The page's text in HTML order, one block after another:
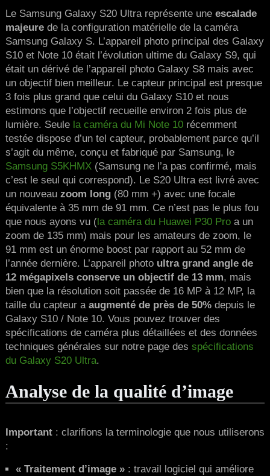
Le Samsung Galaxy S20 Ultra représente une escalade
majeurede la configuration matérielle de la caméra
Samsung Galaxy S. L’appareil photo principal des Galaxy
S10 et Note 10 était l’évolution ultime du Galaxy S9, qui
était un dérivé de l’appareil photo Galaxy S8 mais avec
un objectif bien meilleur. Le capteur principal est presque
3 fois plus grand que celui du Galaxy S10 et nous
estimons que l’objectif recueille environ 2 fois plus de
lumière. Seule la caméra du Mi Note 10récemment
testée dispose d’un tel capteur, probablement parce qu’il
s’agit du même, conçu et fabriqué par Samsung, le
Samsung S5KHMX(Samsung ne l’a pas confirmé, mais
c’est le seul qui correspond). Le S20 Ultra est livré avec
un nouveauzoom long(80 mm +) avec une focale
équivalente à 35 mm de 91 mm. Ce n’est pas le plus fou
que nous ayons vu (la caméra du Huawei P30 Proa un
zoom de 135 mm) mais pour les amateurs de zoom, le
91 mm est un énorme boost par rapport au 52 mm de
l’année dernière. L’appareil photo ultra grand angle de
12 mégapixels conserve un objectif de 13 mm, mais
bien que la résolution soit passée de 16 MP à 12 MP, la
taille du capteur a augmenté de près de 50%depuis le
Galaxy S10 / Note 10. Vous pouvez trouver des
spécifications de caméra plus détaillées et des données
techniques générales sur notre page des spécifications
du Galaxy S20 Ultra.
Analyse de la qualité d’image
Important : clarifions la terminologie que nous utiliserons
:
« Traitement d’image » : travail logiciel qui améliore